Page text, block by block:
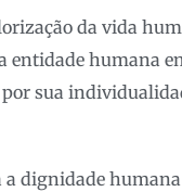
da vida
entidade humana
sua
a dignidade